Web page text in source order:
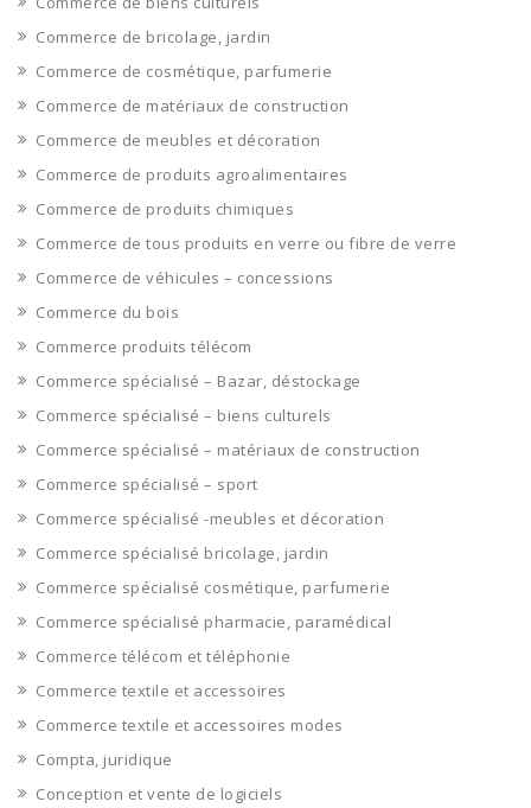
Commerce de bricolage, jardin
Commerce de cosmétique, parfumerie
Commerce de matériaux de construction
Commerce de meubles et décoration
Commerce de produits agroalimentaires
Commerce de produits chimiques
Commerce de tous produits en verre ou fibre de verre
Commerce de véhicules – concessions
Commerce du bois
Commerce produits télécom
Commerce spécialisé – Bazar, déstockage
Commerce spécialisé – biens culturels
Commerce spécialisé – matériaux de construction
Commerce spécialisé – sport
Commerce spécialisé -meubles et décoration
Commerce spécialisé bricolage, jardin
Commerce spécialisé cosmétique, parfumerie
Commerce spécialisé pharmacie, paramédical
Commerce télécom et téléphonie
Commerce textile et accessoires
Commerce textile et accessoires modes
Compta, juridique
Conception et vente de logiciels